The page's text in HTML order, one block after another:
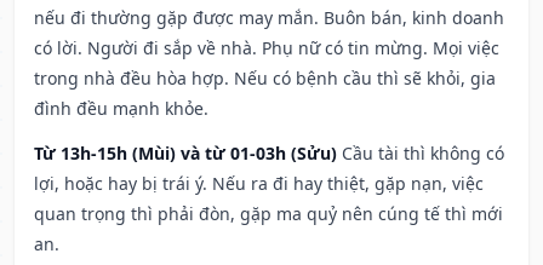
nếu đi thường gặp được may mắn. Buôn bán, kinh doanh
có lời. Người đi sắp về nhà. Phụ nữ có tin mừng. Mọi việc
trong nhà đều hòa hợp. Nếu có bệnh cầu thì sẽ khỏi, gia
đình đều mạnh khỏe.
Từ 13h-15h (Mùi) và từ 01-03h (Sửu) Cầu tài thì không có
lợi, hoặc hay bị trái ý. Nếu ra đi hay thiệt, gặp nạn, việc
quan trọng thì phải đòn, gặp ma quỷ nên cúng tế thì mới
an.